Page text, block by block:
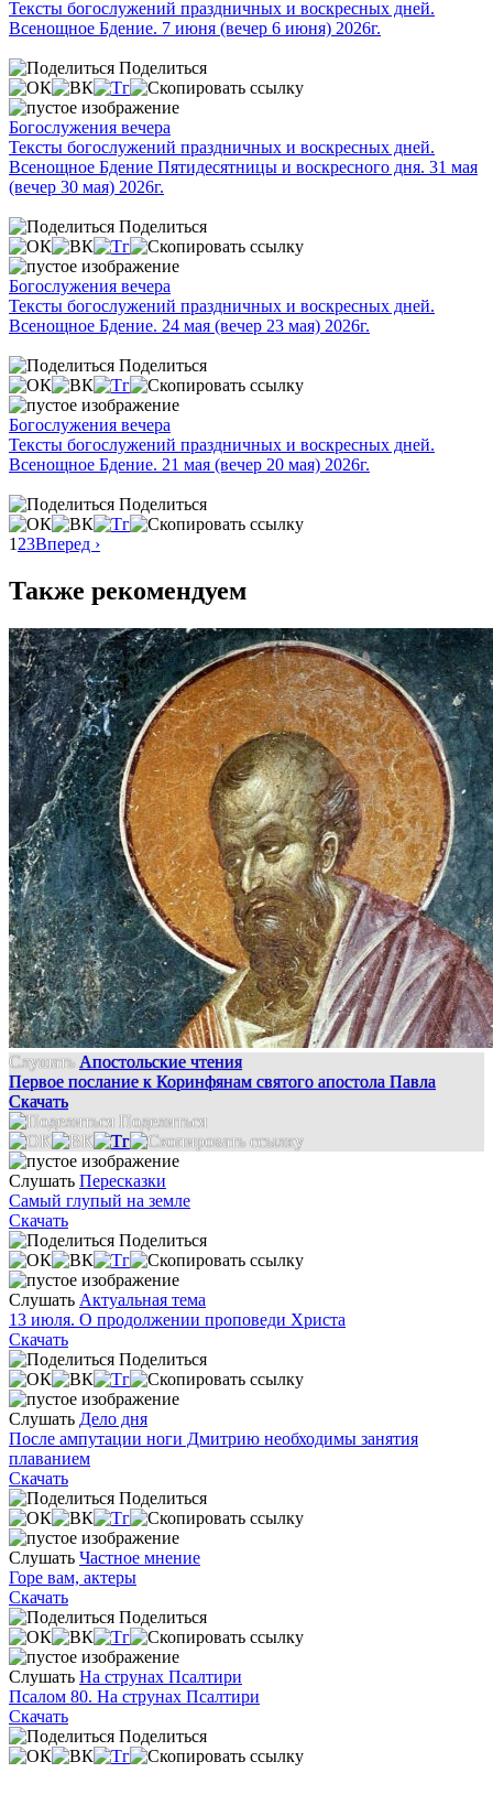
Тексты богослужений праздничных и воскресных дней.
Всенощное Бдение. 7 июня (вечер 6 июня) 2026г.
Поделиться
Богослужения вечера
Тексты богослужений праздничных и воскресных дней.
Всенощное Бдение Пятидесятницы и воскресного дня. 31 мая
(вечер 30 мая) 2026г.
Поделиться
Богослужения вечера
Тексты богослужений праздничных и воскресных дней.
Всенощное Бдение. 24 мая (вечер 23 мая) 2026г.
Поделиться
Богослужения вечера
Тексты богослужений праздничных и воскресных дней.
Всенощное Бдение. 21 мая (вечер 20 мая) 2026г.
Поделиться
1 23Вперед ›
Также рекомендуем
Слушать Апостольские чтения
Первое послание к Коринфянам святого апостола Павла
Скачать
Поделиться
Слушать Пересказки
Самый глупый на земле
Скачать
Поделиться
Слушать Актуальная тема
13 июля. О продолжении проповеди Христа
Скачать
Поделиться
Слушать Дело дня
После ампутации ноги Дмитрию необходимы занятия
плаванием
Скачать
Поделиться
Слушать Частное мнение
Горе вам, актеры
Скачать
Поделиться
Слушать На струнах Псалтири
Псалом 80. На струнах Псалтири
Скачать
Поделиться